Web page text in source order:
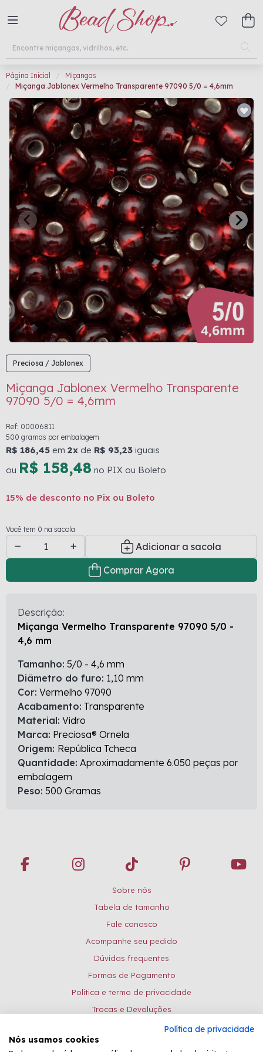
Página Inicial
Miçangas
Miçanga Jablonex Vermelho Transparente 97090 5/0 = 4,6mm
Preciosa / Jablonex
Miçanga Jablonex Vermelho Transparente
97090 5/0 = 4,6mm
Ref: 00006811
500 gramas por embalagem
R$ 186,45 em 2x de R$ 93,23 iguais
ou R$ 158,48 no PIX ou Boleto
15% de desconto no Pix ou Boleto
Você tem 0 na sacola
Adicionar a sacola
Comprar Agora
Descrição:
Miçanga Vermelho Transparente 97090 5/0 -
4,6 mm
Tamanho: 5/0 - 4,6 mm
Diâmetro do furo: 1,10 mm
Cor: Vermelho 97090
Acabamento: Transparente
Material: Vidro
Marca: Preciosa® Ornela
Origem: República Tcheca
Quantidade: Aproximadamente 6.050 peças por
embalagem
Peso: 500 Gramas
Sobre nós
Tabela de tamanho
Fale conosco
Acompanhe seu pedido
Dúvidas frequentes
Formas de Pagamento
Política e termo de privacidade
Trocas e Devoluções
Formas de pagamento:Política de privacidade
Nós usamos cookies